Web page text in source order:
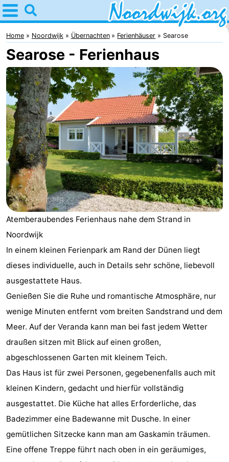
Home
Noordwijk
Tipps
Für
Kindern
Übernachten
Appartements
Campingplätze
Ferienhäuser
-
De
Spar
-
Noordduinen
Duinresort
Dunimar
-
Noordwijkse
Duinen
Parc
Soleil
Hotels
(mit
Lastminutes
Sehen
tun
Museen
-
Home Noordwijk Übernachten Ferienhäuser Searose
Searose - Ferienhaus
Atemberaubendes Ferienhaus nahe dem Strand in
Noordwijk
In einem kleinen Ferienpark am Rand der Dünen liegt
dieses individuelle, auch in Details sehr schöne, liebevoll
ausgestattete Haus.
Genießen Sie die Ruhe und romantische Atmosphäre, nur
wenige Minuten entfernt vom breiten Sandstrand und dem
Meer. Auf der Veranda kann man bei fast jedem Wetter
draußen sitzen mit Blick auf einen großen,
abgeschlossenen Garten mit kleinem Teich.
Das Haus ist für zwei Personen, gegebenenfalls auch mit
kleinen Kindern, gedacht und hierfür vollständig
ausgestattet. Die Küche hat alles Erforderliche, das
Badezimmer eine Badewanne mit Dusche. In einer
gemütlichen Sitzecke kann man am Gaskamin träumen.
Eine offene Treppe führt nach oben in ein geräumiges,